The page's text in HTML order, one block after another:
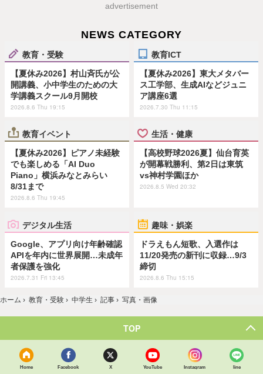
advertisement
NEWS CATEGORY
教育・受験
【夏休み2026】村山斉氏が公
開講義、小中学生のための大
学講義スクール9月開校
2026.8.6 Thu 19:15
教育ICT
【夏休み2026】東大メタバー
ス工学部、生成AIなどジュニ
ア講座6選
2026.7.30 Thu 11:15
教育イベント
【夏休み2026】ピアノ未経験
でも楽しめる「AI Duo
Piano」横浜みなとみらい
8/31まで
2026.8.6 Thu 19:45
生活・健康
【高校野球2026夏】仙台育英
が開幕戦勝利、第2日は東筑
vs神村学園ほか
2026.8.5 Wed 20:32
デジタル生活
Google、アプリ向け年齢確認
APIを年内に世界展開…未成年
者保護を強化
2026.7.31 Fri 13:45
趣味・娯楽
ドラえもん短歌、入選作は
11/20発売の新刊に収録…9/3
締切
2026.8.6 Thu 15:15
ホーム › 教育・受験 › 中学生 › 記事 › 写真・画像
TOP
Home Facebook X YouTube Instagram line